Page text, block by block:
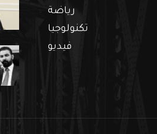
رياضة
تكنولوجيا
فيديو